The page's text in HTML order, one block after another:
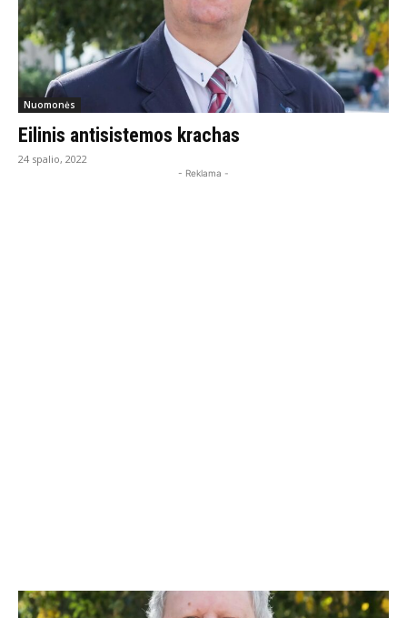
Nuomonės
Eilinis antisistemos krachas
24 spalio, 2022
- Reklama -